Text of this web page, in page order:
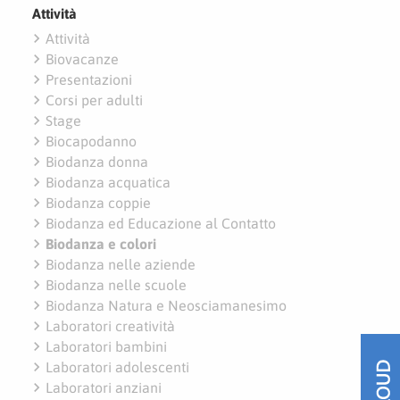
Attività
navigate_next Attività
navigate_next Biovacanze
navigate_next Presentazioni
navigate_next Corsi per adulti
navigate_next Stage
navigate_next Biocapodanno
navigate_next Biodanza donna
navigate_next Biodanza acquatica
navigate_next Biodanza coppie
navigate_next Biodanza ed Educazione al Contatto
navigate_next Biodanza e colori
navigate_next Biodanza nelle aziende
navigate_next Biodanza nelle scuole
navigate_next Biodanza Natura e Neosciamanesimo
navigate_next Laboratori creatività
navigate_next Laboratori bambini
navigate_next Laboratori adolescenti
navigate_next Laboratori anziani